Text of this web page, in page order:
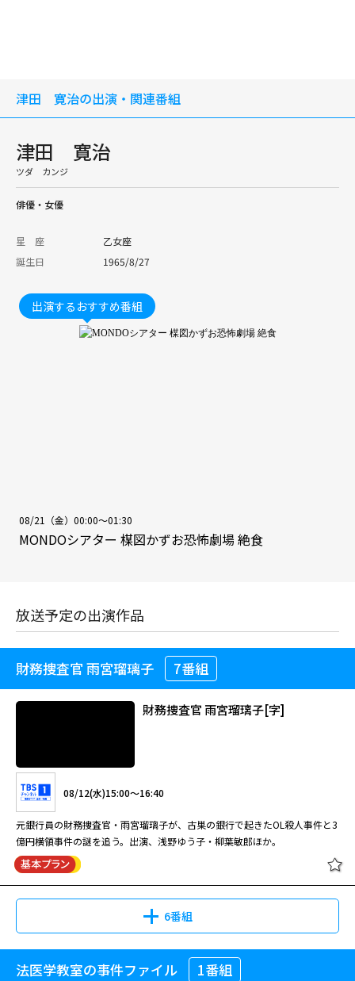
津田 寛治の出演・関連番組
津田 寛治
ツダ カンジ
俳優・女優
星 座
乙女座
誕生日
1965/8/27
出演するおすすめ番組
08/21（金）00:00～01:30
MONDOシアター 楳図かずお恐怖劇場 絶食
放送予定の出演作品
財務捜査官 雨宮瑠璃子 7番組
財務捜査官 雨宮瑠璃子[字]
08/12(水)15:00～16:40
元銀行員の財務捜査官・雨宮瑠璃子が、古巣の銀行で起きたOL殺人事件と3
億円横領事件の謎を追う。出演、浅野ゆう子・柳葉敏郎ほか。
6番組
財務捜査官 雨宮瑠璃子[字]
法医学教室の事件ファイル 1番組